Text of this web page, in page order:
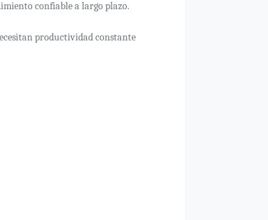
confiable a largo plazo.
productividad constante